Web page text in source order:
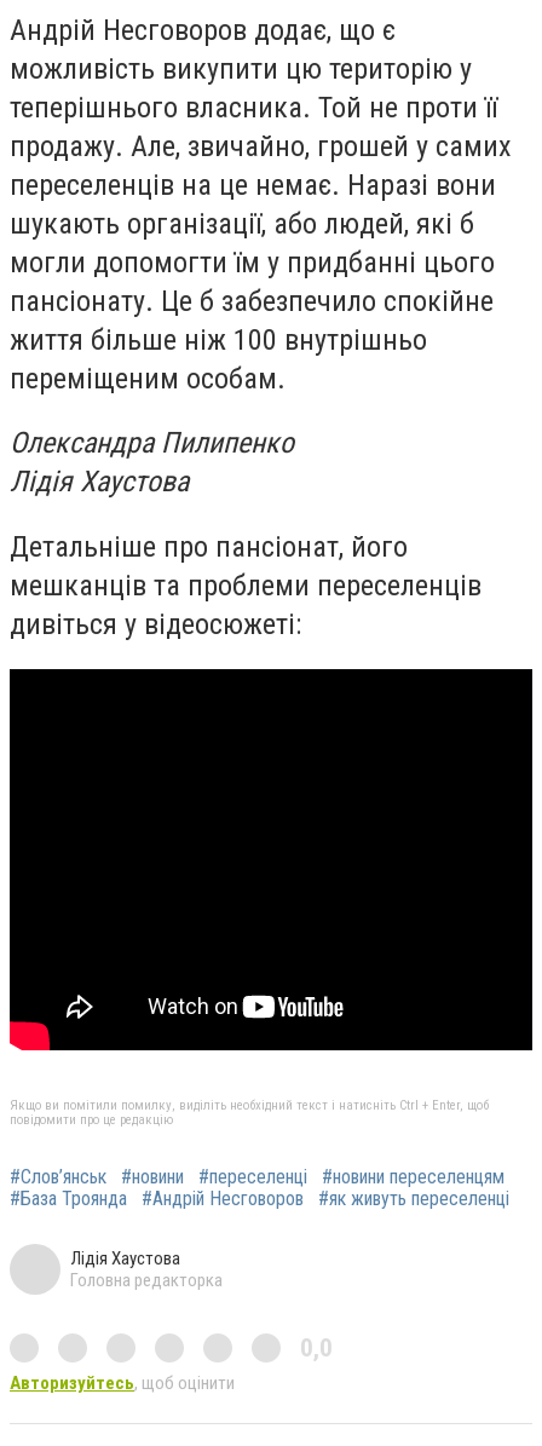
Андрій Несговоров додає, що є
можливість викупити цю територію у
теперішнього власника. Той не проти її
продажу. Але, звичайно, грошей у самих
переселенців на це немає. Наразі вони
шукають організації, або людей, які б
могли допомогти їм у придбанні цього
пансіонату. Це б забезпечило спокійне
життя більше ніж 100 внутрішньо
переміщеним особам.
Олександра Пилипенко
Лідія Хаустова
Детальніше про пансіонат, його
мешканців та проблеми переселенців
дивіться у відеосюжеті:
Якщо ви помітили помилку, виділіть необхідний текст і натисніть Ctrl + Enter, щоб
повідомити про це редакцію
#Слов’янськ #новини #переселенці
#новини переселенцям
#База Троянда
#Андрій Несговоров #як живуть переселенці
Лідія Хаустова
Головна редакторка
0,0
Авторизуйтесь, щоб оцінити